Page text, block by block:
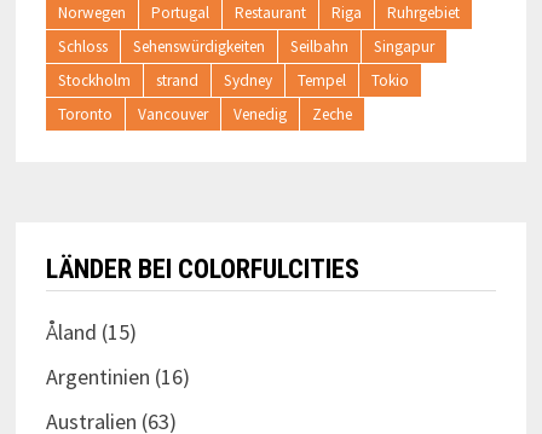
Norwegen
Portugal Restaurant Riga
Ruhrgebiet
Schloss
Sehenswürdigkeiten Seilbahn
Singapur
Stockholm
strand Sydney Tempel
Tokio
Toronto
Vancouver Venedig Zeche
LÄNDER BEI COLORFULCITIES
Åland (15)
Argentinien (16)
Australien (63)